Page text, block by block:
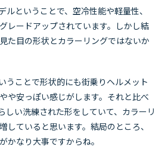
ルということで、空冷性能や軽量性、
レードアップされています。しかし結
た目の形状とカラーリングではないか
うことで形状的にも街乗りヘルメット
や安っぽい感じがします。それと比べ
しい洗練された形をしていて、カラーリ
していると思います。結局のところ、
かなり大事ですからね。